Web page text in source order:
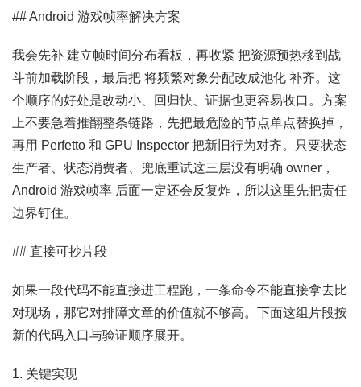
## Android 游戏帧率解决方案
我会先补 建立帧时间分布看板，再收紧 把资源预热移到战
斗前加载阶段，最后把 将频繁对象分配改成池化 补齐。这
个顺序的好处是改动小、回归快、证据也更容易收口。方案
上不要急着推翻整条链路，先把最危险的节点单点替换掉，
再用 Perfetto 和 GPU Inspector 把新旧行为对齐。只要状态
生产者、状态消费者、兜底重试这三层没有明确 owner，
Android 游戏帧率 后面一定还会反复炸，所以这里先把责任
边界钉住。
## 直接可抄片段
如果一段代码不能直接进工程跑，一条命令不能直接拿去比
对现场，那它对排障文章的价值就不够高。下面这组片段按
新的代码入口与验证顺序展开。
1. 关键实现